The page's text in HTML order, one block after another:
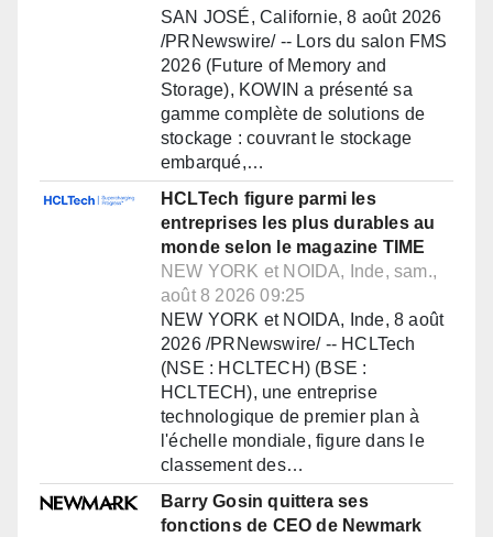
SAN JOSÉ, Californie, 8 août 2026
/PRNewswire/ -- Lors du salon FMS
2026 (Future of Memory and
Storage), KOWIN a présenté sa
gamme complète de solutions de
stockage : couvrant le stockage
embarqué,…
HCLTech figure parmi les
entreprises les plus durables au
monde selon le magazine TIME
NEW YORK et NOIDA, Inde, sam.,
août 8 2026 09:25
NEW YORK et NOIDA, Inde, 8 août
2026 /PRNewswire/ -- HCLTech
(NSE : HCLTECH) (BSE :
HCLTECH), une entreprise
technologique de premier plan à
l'échelle mondiale, figure dans le
classement des…
Barry Gosin quittera ses
fonctions de CEO de Newmark